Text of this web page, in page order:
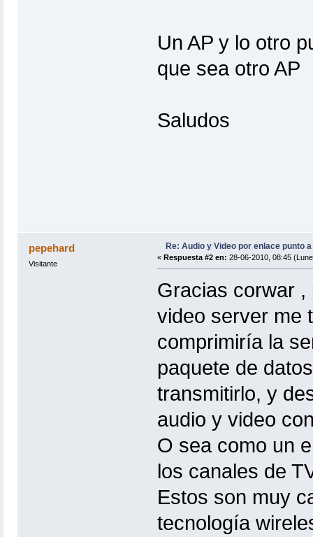
Un AP y lo otro
que sea otro AP
Saludos
pepehard
Visitante
Re: Audio y Video por enlace punto
« Respuesta #2 en: 28-06-2010, 08:45
Gracias corwar ,
video server me
comprimiría la
paquete de
transmitirlo, y
audio y video
O sea como un
los canales de
Estos son muy
tecnología